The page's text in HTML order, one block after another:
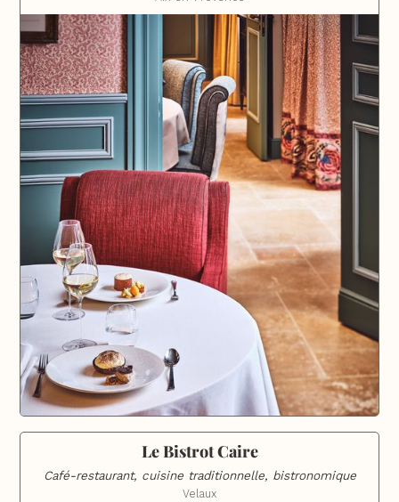
Le Bistrot Caire
Café-restaurant, cuisine traditionnelle, bistronomique
Velaux